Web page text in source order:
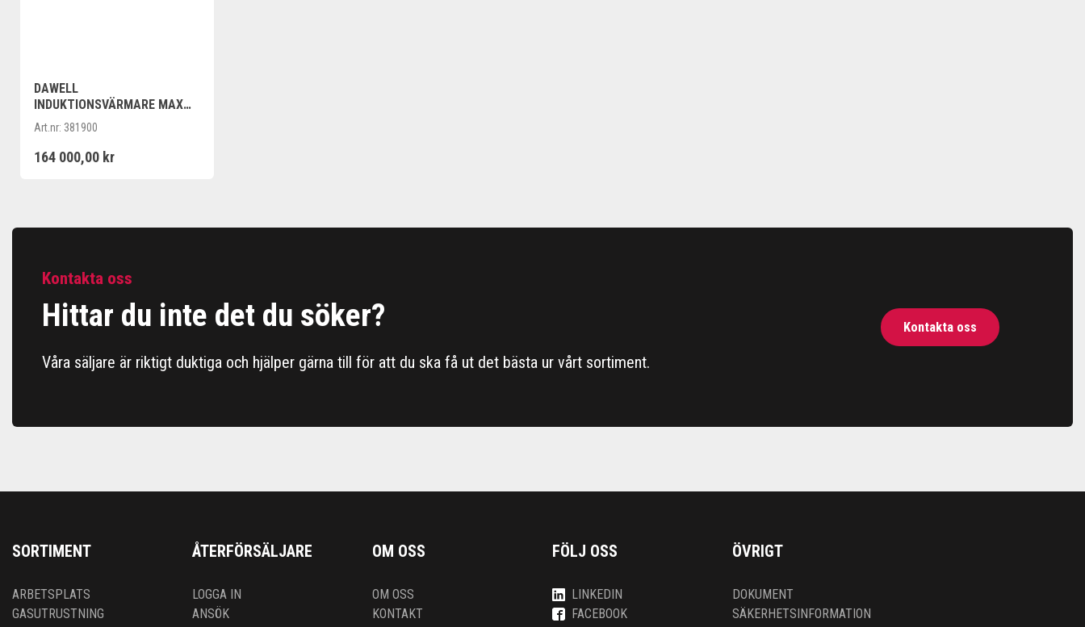
DAWELL
INDUKTIONSVÄRMARE MAX
190 19KW 6M
INDUKTIONSKABEL
Art.nr: 381900
164 000,00 kr
Kontakta oss
Hittar du inte det du söker?
Våra säljare är riktigt duktiga och hjälper gärna till för att du ska få ut det bästa ur vårt sortiment.
Kontakta oss
SORTIMENT
ARBETSPLATS
GASUTRUSTNING
ÅTERFÖRSÄLJARE
LOGGA IN
ANSÖK
OM OSS
OM OSS
KONTAKT
FÖLJ OSS
LINKEDIN
FACEBOOK
ÖVRIGT
DOKUMENT
SÄKERHETSINFORMATION